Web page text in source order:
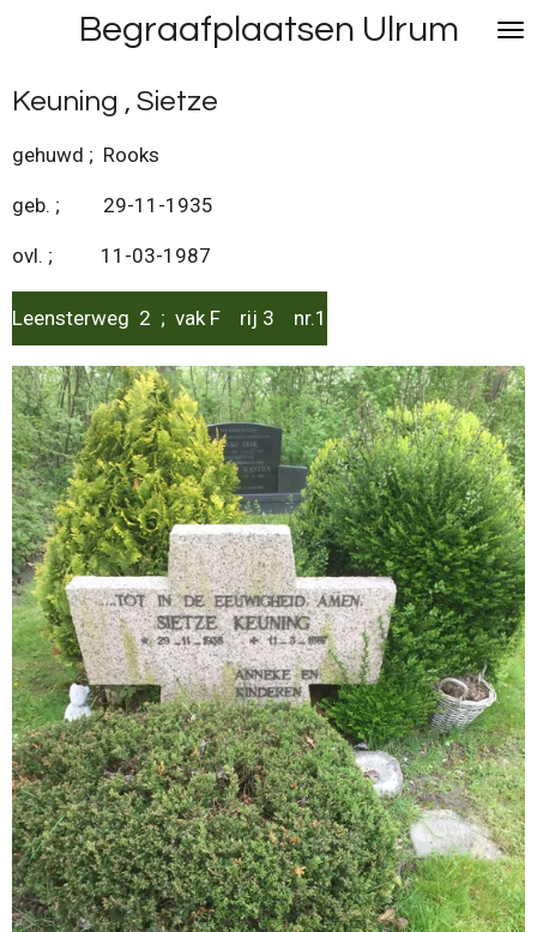
naar
de
hoofdinhoud
Begraafplaatsen Ulrum
Keuning , Sietze
gehuwd ; Rooks
geb. ; 29-11-1935
ovl. ; 11-03-1987
Leensterweg 2 ; vak F rij 3 nr.1